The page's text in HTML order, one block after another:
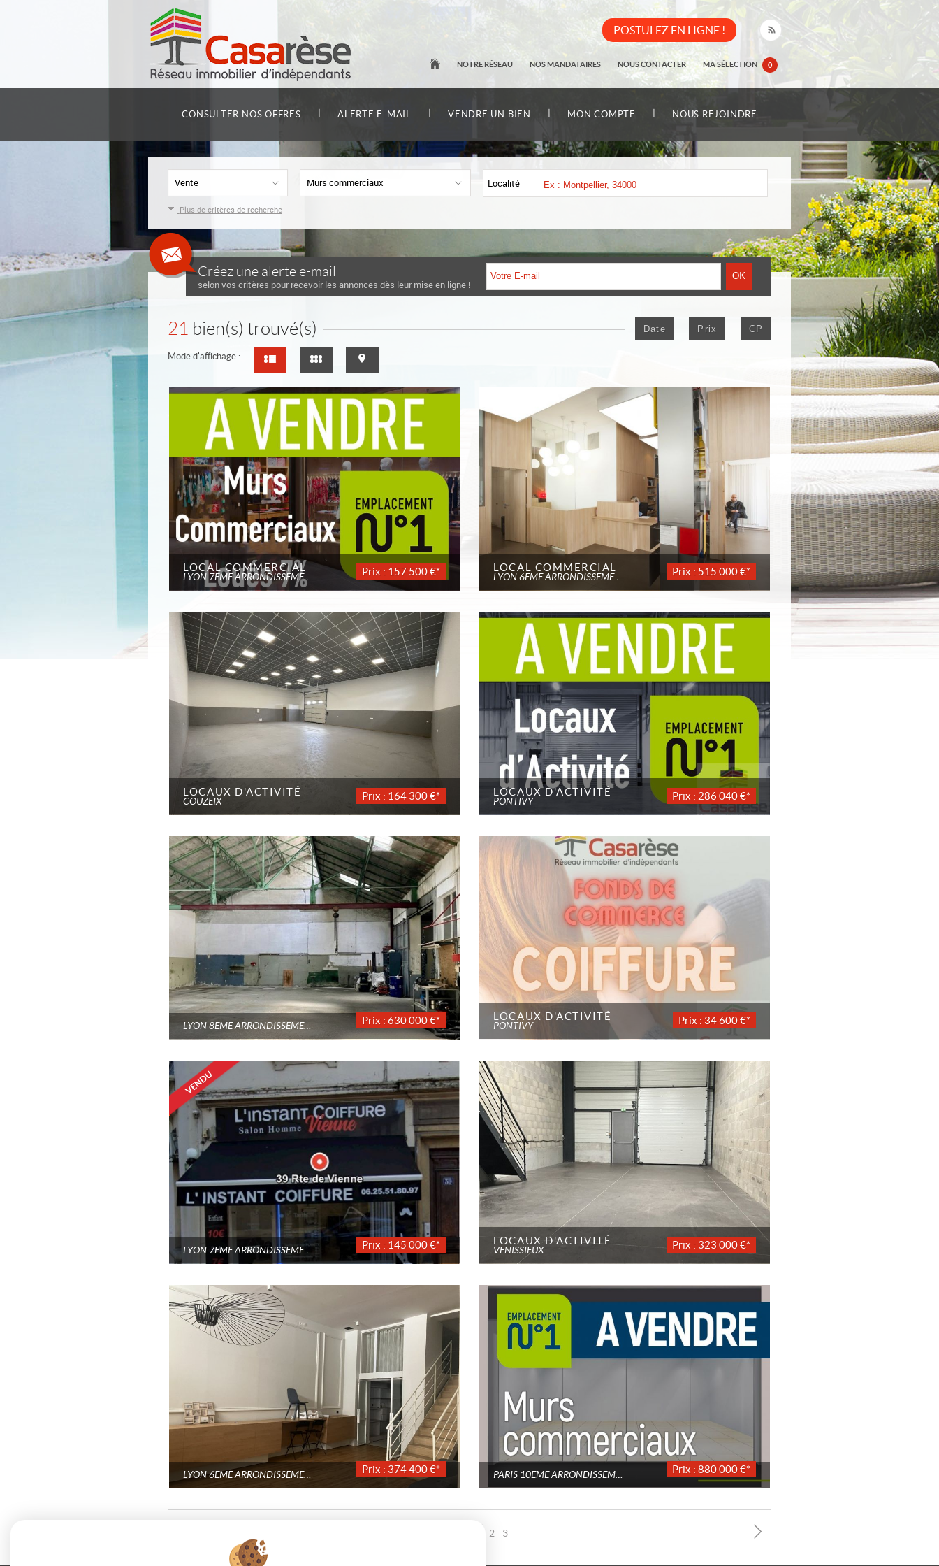
POSTULEZ EN LIGNE !
NOTRE RÉSEAU NOS MANDATAIRES NOUS CONTACTER MA SÉLECTION 0
CONSULTER NOS OFFRES ALERTE E-MAIL VENDRE UN BIEN MON COMPTE NOUS REJOINDRE
Vente Murs commerciaux Localité
Plus de critères de recherche
Créez une alerte e-mail
selon vos critères pour recevoir les annonces dès leur mise en ligne !
21 bien(s) trouvé(s) Date Prix CP
Mode d'affichage :
LOCAL COMMERCIAL
LYON 7EME ARRONDISSEMENT Prix : 157 500 €* LOCAL COMMERCIAL
LYON 6EME ARRONDISSEMENT Prix : 515 000 €*
LOCAUX D'ACTIVITÉ
COUZEIX Prix : 164 300 €* LOCAUX D'ACTIVITÉ
PONTIVY Prix : 286 040 €*
LYON 8EME ARRONDISSEMENT Prix : 630 000 €* LOCAUX D'ACTIVITÉ
PONTIVY Prix : 34 600 €*
LYON 7EME ARRONDISSEMENT Prix : 145 000 €* LOCAUX D'ACTIVITÉ
VENISSIEUX Prix : 323 000 €*
LYON 6EME ARRONDISSEMENT Prix : 374 400 €* PARIS 10EME ARRONDISSEMENT Prix : 880 000 €*
2 3